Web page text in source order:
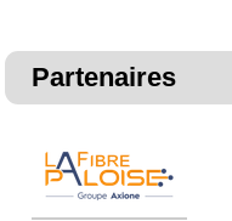
Partenaires